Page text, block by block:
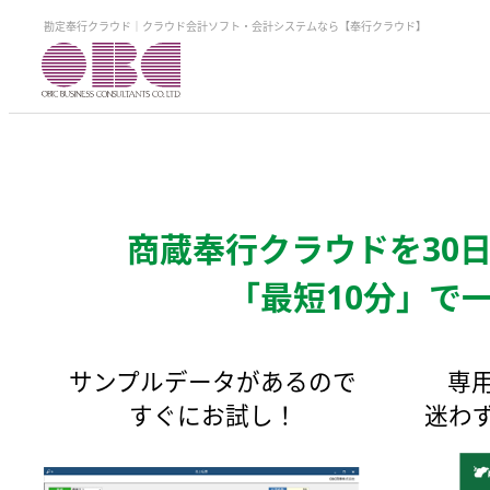
勘定奉行クラウド｜クラウド会計ソフト・会計システムなら【奉行クラウド】
商蔵奉行クラウドを30
「最短10分」で
サンプルデータがあるので
すぐにお試し！
専
迷わ